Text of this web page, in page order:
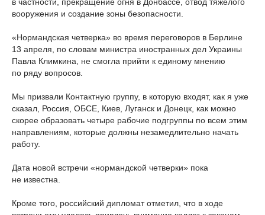
вооружения и создание зоны безопасности.
«Нормандская четверка» во время переговоров в Берлине
13 апреля, по словам министра иностранных дел Украины
Павла Климкина, не смогла прийти к единому мнению
по ряду вопросов.
Мы призвали Контактную группу, в которую входят, как я уже
сказал, Россия, ОБСЕ, Киев, Луганск и Донецк, как можно
скорее образовать четыре рабочие подгруппы по всем этим
направлениям, которые должны незамедлительно начать
работу.
Дата новой встречи «нормандской четверки» пока
не известна.
Кроме того, российский дипломат отметил, что в ходе